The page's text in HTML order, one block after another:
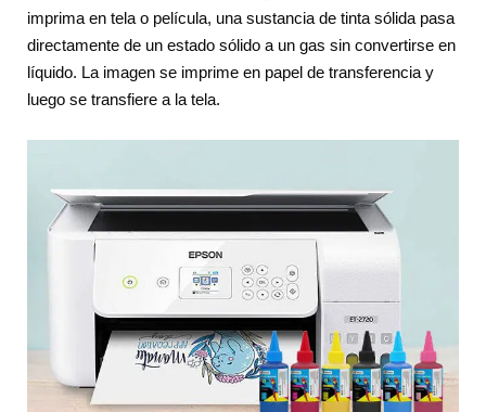
imprima en tela o película, una sustancia de tinta sólida pasa
directamente de un estado sólido a un gas sin convertirse en
líquido. La imagen se imprime en papel de transferencia y
luego se transfiere a la tela.